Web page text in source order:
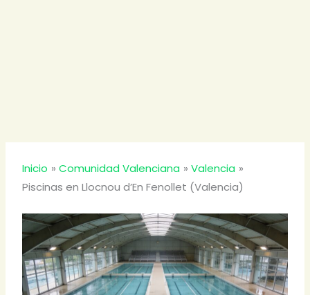
Inicio Comunidad Valenciana
Valencia
Piscinas en Llocnou d’En Fenollet (Valencia)